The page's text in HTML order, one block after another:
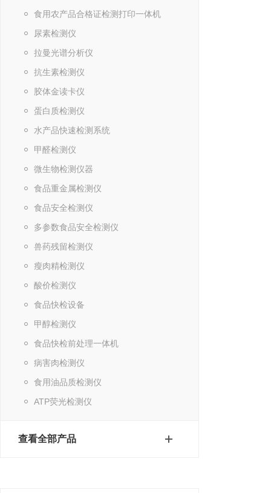
食用农产品合格证检测打印一体机
尿素检测仪
拉曼光谱分析仪
抗生素检测仪
胶体金读卡仪
蛋白质检测仪
水产品快速检测系统
甲醛检测仪
微生物检测仪器
食品重金属检测仪
食品安全检测仪
多参数食品安全检测仪
兽药残留检测仪
瘦肉精检测仪
酸价检测仪
食品快检设备
甲醇检测仪
食品快检前处理一体机
病害肉检测仪
食用油品质检测仪
ATP荧光检测仪
查看全部产品